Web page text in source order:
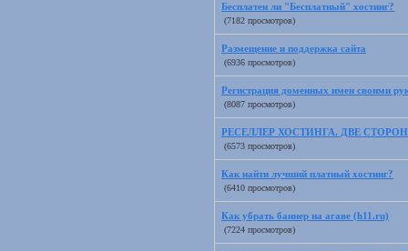
Бесплатен ли "Бесплатный" хостинг?
(7182 просмотров)
Размещение и поддержка сайта
(6936 просмотров)
Регистрация доменных имен своими
(8087 просмотров)
РЕСЕЛЛЕР ХОСТИНГА. ДВЕ
(6573 просмотров)
Как найти лучший платный хостинг?
(6410 просмотров)
Как убрать баннер на агаве (h11.ru)
(7224 просмотров)